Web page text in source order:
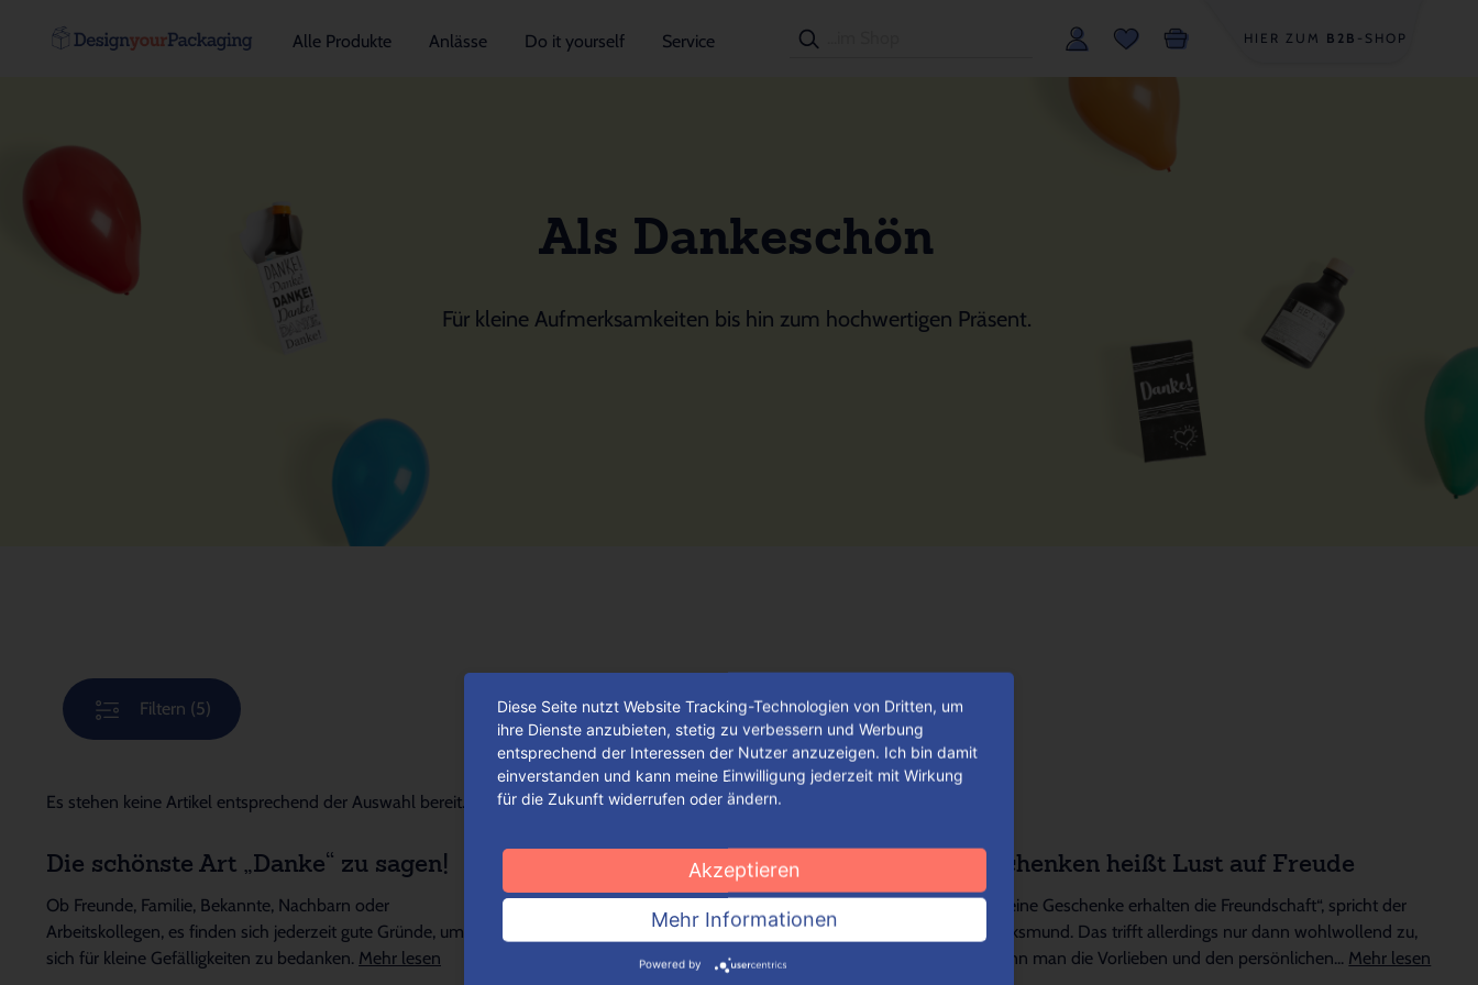
Alle Produkte Anlässe Do it yourself Service HIER ZUM B2B -SHOP
Als Dankeschön
Für kleine Aufmerksamkeiten bis hin zum hochwertigen Präsent.
Filtern (5)
Es stehen keine Artikel entsprechend der Auswahl bereit.
Die schönste Art „Danke“ zu sagen!
Ob Freunde, Familie, Bekannte, Nachbarn oder
Arbeitskollegen, es finden sich jederzeit gute Gründe, um
sich für kleine Gefälligkeiten zu bedanken. Mehr lesen
„Danke – dass es dich gibt!“
Oftmals möchte man sich nicht für eine konkrete Nettigkeit
bedanken, sondern einem Mitmenschen gegenüber einfach
seine Wertschätzung zum Ausdruck bringen.
Schenken heißt Lust auf Freude
„Kleine Geschenke erhalten die Freundschaft“, spricht der
Volksmund. Das trifft allerdings nur dann wohlwollend zu,
wenn man die Vorlieben und den persönlichen... Mehr lesen
Diese Seite nutzt Website Tracking-Technologien von Dritten, um
ihre Dienste anzubieten, stetig zu verbessern und Werbung
entsprechend der Interessen der Nutzer anzuzeigen. Ich bin damit
einverstanden und kann meine Einwilligung jederzeit mit Wirkung
für die Zukunft widerrufen oder ändern.
Akzeptieren
Mehr Informationen
Powered by